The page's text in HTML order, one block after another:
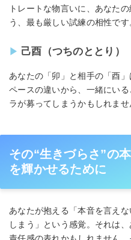
トレートな物言いに、あなた
う、最も厳しい試練の相性です
己酉（つちのととり）
あなたの「卯」と相手の「酉
ペースの違いから、一緒にい
ラが募ってしまうかもしれませ
その“生きづらさ”の
を輝かせるために
あなたが抱える「本音を言え
しまう」という感覚。それは